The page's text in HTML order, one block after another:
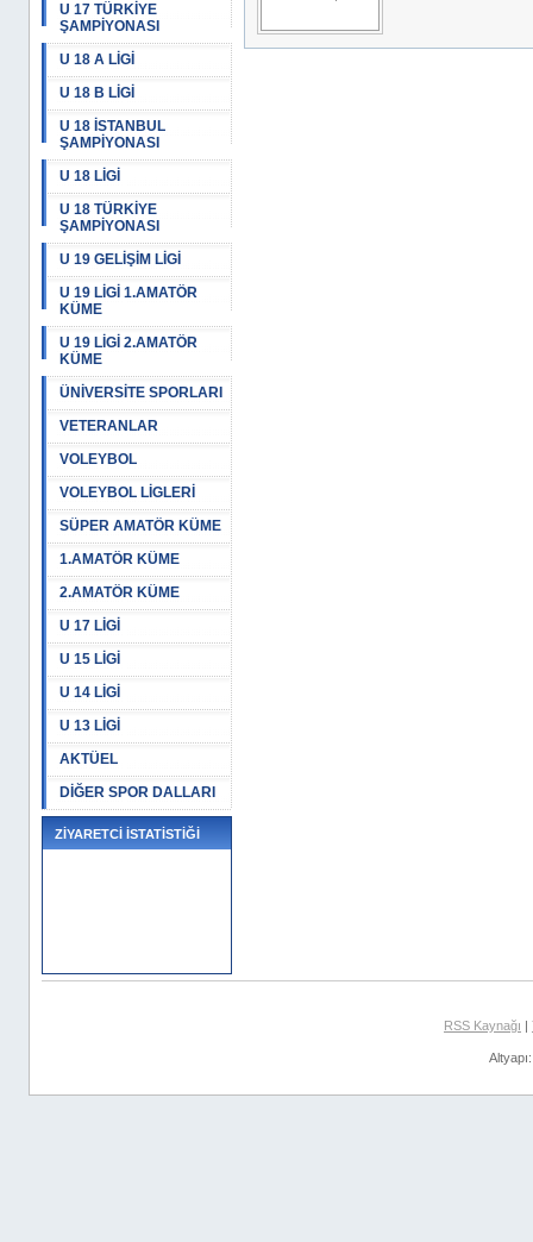
U 17 TÜRKİYE
ŞAMPİYONASI
U 18 A LİGİ
U 18 B LİGİ
U 18 İSTANBUL
ŞAMPİYONASI
U 18 LİGİ
U 18 TÜRKİYE
ŞAMPİYONASI
U 19 GELİŞİM LİGİ
U 19 LİGİ 1.AMATÖR
KÜME
U 19 LİGİ 2.AMATÖR
KÜME
ÜNİVERSİTE SPORLARI
VETERANLAR
VOLEYBOL
VOLEYBOL LİGLERİ
SÜPER AMATÖR KÜME
1.AMATÖR KÜME
2.AMATÖR KÜME
U 17 LİGİ
U 15 LİGİ
U 14 LİGİ
U 13 LİGİ
AKTÜEL
DİĞER SPOR DALLARI
ZİYARETCİ İSTATİSTİĞİ
RSS Kaynağı |